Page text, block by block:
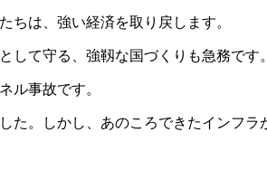
は、強い経済を取り戻します。
て守る、強靱な国づくりも急務です。
ル事故です。
。しかし、あのころできたインフ